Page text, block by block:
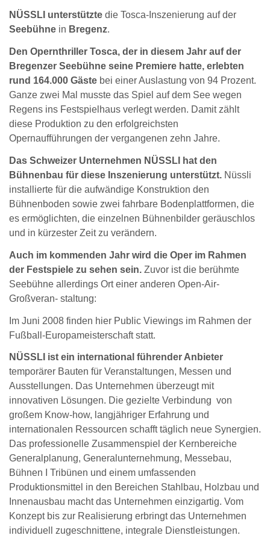
NÜSSLI unterstützte die Tosca-Inszenierung auf der
Seebühne in Bregenz.
Den Opernthriller Tosca, der in diesem Jahr auf der
Bregenzer Seebühne seine Premiere hatte, erlebten
rund 164.000 Gäste bei einer Auslastung von 94 Prozent.
Ganze zwei Mal musste das Spiel auf dem See wegen
Regens ins Festspielhaus verlegt werden. Damit zählt
diese Produktion zu den erfolgreichsten
Opernaufführungen der vergangenen zehn Jahre.
Das Schweizer Unternehmen NÜSSLI hat den
Bühnenbau für diese Inszenierung unterstützt. Nüssli
installierte für die aufwändige Konstruktion den
Bühnenboden sowie zwei fahrbare Bodenplattformen, die
es ermöglichten, die einzelnen Bühnenbilder geräuschlos
und in kürzester Zeit zu verändern.
Auch im kommenden Jahr wird die Oper im Rahmen
der Festspiele zu sehen sein. Zuvor ist die berühmte
Seebühne allerdings Ort einer anderen Open-Air-
Großveran- staltung:
Im Juni 2008 finden hier Public Viewings im Rahmen der
Fußball-Europameisterschaft statt.
NÜSSLI ist ein international führender Anbieter
temporärer Bauten für Veranstaltungen, Messen und
Ausstellungen. Das Unternehmen überzeugt mit
innovativen Lösungen. Die gezielte Verbindung von
großem Know-how, langjähriger Erfahrung und
internationalen Ressourcen schafft täglich neue Synergien.
Das professionelle Zusammenspiel der Kernbereiche
Generalplanung, Generalunternehmung, Messebau,
Bühnen I Tribünen und einem umfassenden
Produktionsmittel in den Bereichen Stahlbau, Holzbau und
Innenausbau macht das Unternehmen einzigartig. Vom
Konzept bis zur Realisierung erbringt das Unternehmen
individuell zugeschnittene, integrale Dienstleistungen.